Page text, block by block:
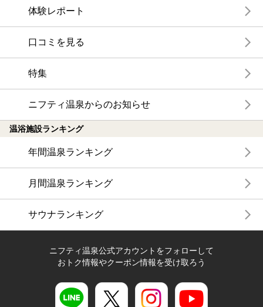
体験レポート
口コミを見る
特集
ニフティ温泉からのお知らせ
温浴施設ランキング
年間温泉ランキング
月間温泉ランキング
サウナランキング
ニフティ温泉公式アカウントをフォローして
おトク情報やクーポン情報を受け取ろう